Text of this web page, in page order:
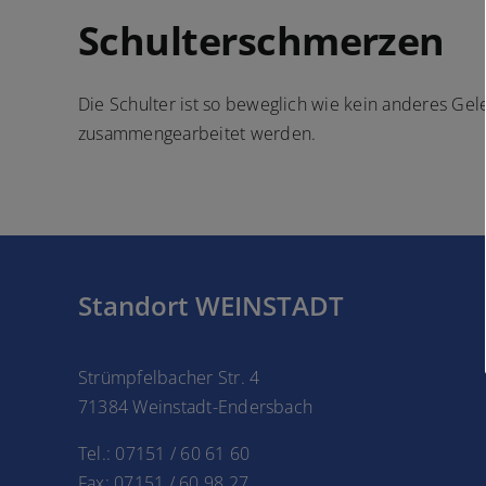
Schulterschmerzen
Die Schulter ist so beweglich wie kein anderes
zusammengearbeitet werden.
Standort WEINSTADT
Strümpfelbacher Str. 4
71384 Weinstadt-Endersbach
Tel.: 07151 / 60 61 60